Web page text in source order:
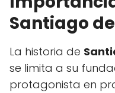
Santiago
La historia de
se limita a su
protagonista en